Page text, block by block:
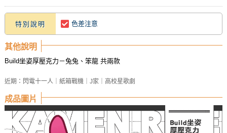
特別說明 色差注意
其他說明
Build坐姿厚壓克力－兔兔、笨龍 共兩款
近期：閃電十一人｜紙箱戰機｜J家｜高校星歌劇
成品圖片